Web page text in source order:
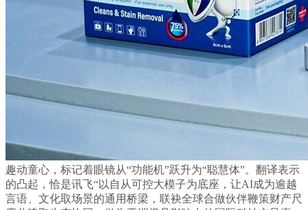
趣动童心，标记着眼镜从“功能机”跃升为“聪慧体”。翻译表示
的凸起，恰是讯飞“以自从可控大模子为底座，让AI成为逾越
言语、文化取场景的通用桥梁，联袂全球合做伙伴鞭策财产尺